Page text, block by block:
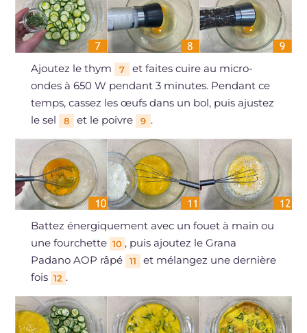
Ajoutez le thym 7
et faites cuire au micro-
ondes à 650 W pendant 3 minutes. Pendant ce
temps, cassez les œufs dans un bol, puis ajustez
le sel
8 et le poivre 9 .
Battez énergiquement avec un fouet à main ou
une fourchette 10 , puis ajoutez le Grana
Padano AOP râpé
11
et mélangez une dernière
fois 12 .